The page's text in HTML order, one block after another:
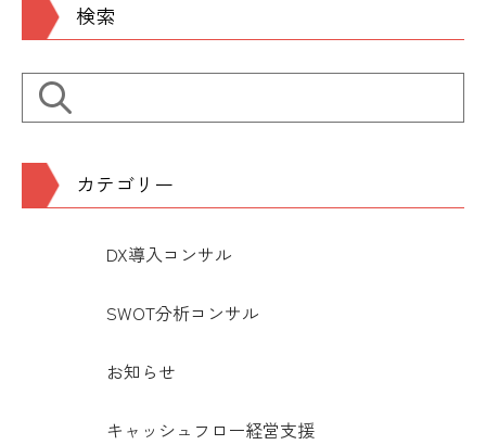
検索
カテゴリー
DX導入コンサル
SWOT分析コンサル
お知らせ
キャッシュフロー経営支援